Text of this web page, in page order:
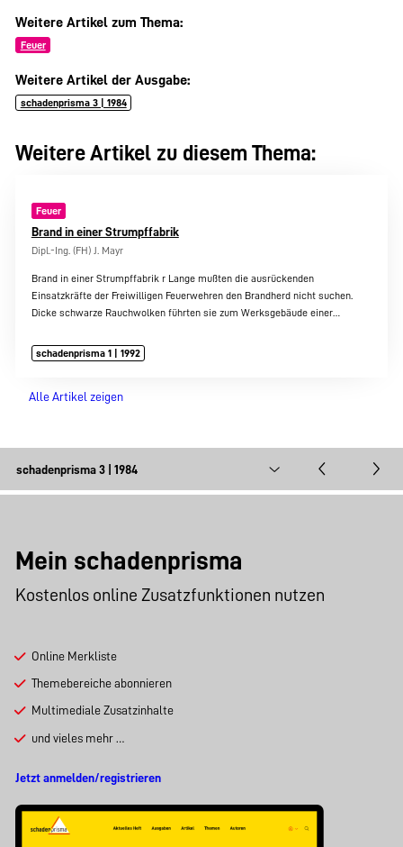
Weitere Artikel zum Thema:
Feuer
Weitere Artikel der Ausgabe:
schadenprisma 3 | 1984
Weitere Artikel zu diesem Thema:
Feuer
Brand in einer Strumpffabrik
Dipl.-Ing. (FH) J. Mayr
Brand in einer Strumpffabrik r Lange mußten die ausrückenden
Einsatzkräfte der Freiwilligen Feuerwehren den Brandherd nicht suchen.
Dicke schwarze Rauchwolken führten sie zum Werksgebäude einer…
schadenprisma 1 | 1992
Alle Artikel zeigen
Mein schadenprisma
Kostenlos online Zusatzfunktionen nutzen
Online Merkliste
Themebereiche abonnieren
Multimediale Zusatzinhalte
und vieles mehr …
Jetzt anmelden/registrieren